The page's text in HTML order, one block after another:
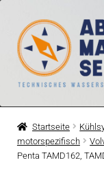
Zur
Navigation
springen
Zum
Inhalt
springen
Home
Motoren
Startseite
motorspezifisch
Penta TAMD162,